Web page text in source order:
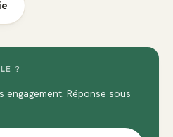
?
engagement. Réponse sous